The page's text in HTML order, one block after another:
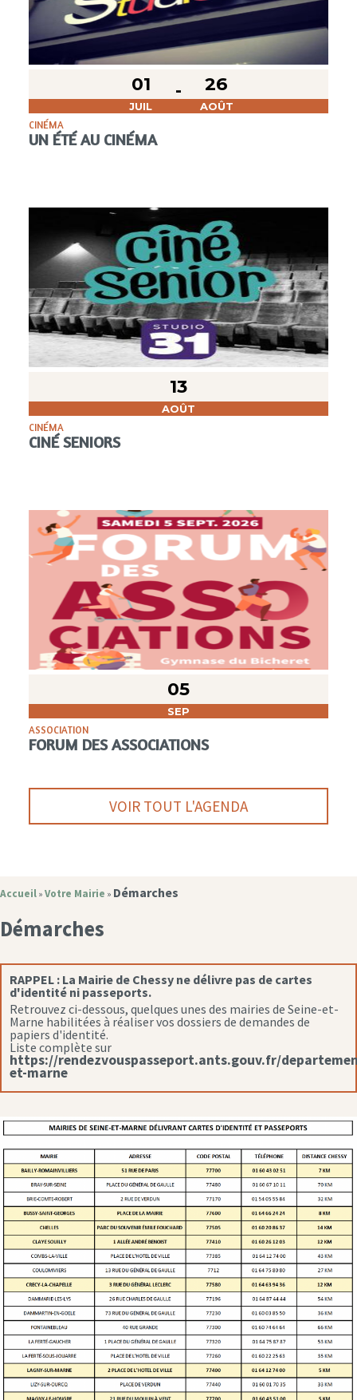
01
JUIL
26
AOÛT
CINÉMA
UN ÉTÉ AU CINÉMA
13
AOÛT
CINÉMA
CINÉ SENIORS
05
SEP
ASSOCIATION
FORUM DES ASSOCIATIONS
VOIR TOUT L'AGENDA
Accueil » Votre Mairie » Démarches
Démarches
RAPPEL : La Mairie de Chessy ne délivre pas de cartes
d'identité ni passeports.
Retrouvez ci-dessous, quelques unes des mairies de Seine-et-
Marne habilitées à réaliser vos dossiers de demandes de
papiers d'identité.
Liste complète sur
https://rendezvouspasseport.ants.gouv.fr/
et-marne